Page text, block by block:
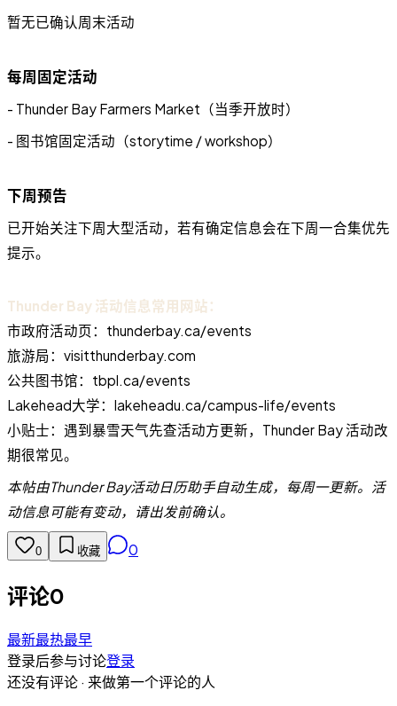
暂无已确认周末活动
每周固定活动
- Thunder Bay Farmers Market（当季开放时）
- 图书馆固定活动（storytime / workshop）
下周预告
已开始关注下周大型活动，若有确定信息会在下周一合集优先
提示。
Thunder Bay 活动信息常用网站：
市政府活动页：thunderbay.ca/events
旅游局：visitthunderbay.com
公共图书馆：tbpl.ca/events
Lakehead大学：lakeheadu.ca/campus-life/events
小贴士：遇到暴雪天气先查活动方更新，Thunder Bay 活动改
期很常见。
本帖由Thunder Bay活动日历助手自动生成，每周一更新。活
动信息可能有变动，请出发前确认。
0 收藏 0
评论0
最新最热最早
登录后参与讨论登录
还没有评论 · 来做第一个评论的人